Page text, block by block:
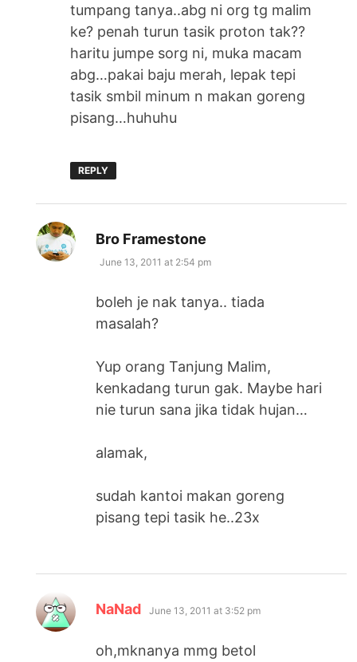
tumpang tanya..abg ni org tg malim
ke? penah turun tasik proton tak??
haritu jumpe sorg ni, muka macam
abg…pakai baju merah, lepak tepi
tasik smbil minum n makan goreng
pisang…huhuhu
REPLY
Bro Framestone
June 13, 2011 at 2:54 pm
boleh je nak tanya.. tiada
masalah?
Yup orang Tanjung Malim,
kenkadang turun gak. Maybe hari
nie turun sana jika tidak hujan…
alamak,
sudah kantoi makan goreng
pisang tepi tasik he..23x
NaNad says:
June 13, 2011 at 3:52 pm
oh,mknanya mmg betol